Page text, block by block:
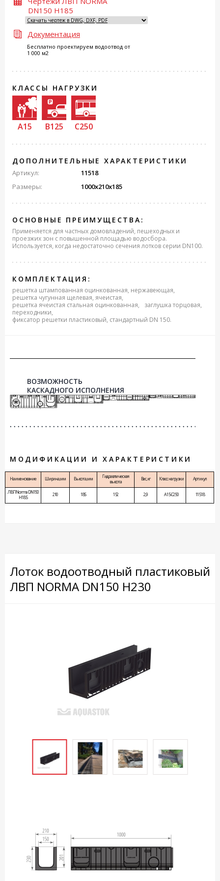
DN150 H185
Документация
Бесплатно проектируем водоотвод от
1 000 м2
КЛАССЫ НАГРУЗКИ
A15 B125 C250
ДОПОЛНИТЕЛЬНЫЕ ХАРАКТЕРИСТИКИ
Артикул:
11518
Размеры:
1000x210x185
ОСНОВНЫЕ ПРЕИМУЩЕСТВА:
Применяется для частных домовладений, пешеходных и
проезжих зон с повышенной площадью водосбора.
Используется, когда недостаточно сечения лотков серии DN100.
КОМПЛЕКТАЦИЯ:
решетка штампованная оцинкованная, нержавеющая,
решетка чугунная щелевая, ячеистая,
решетка ячеистая стальная оцинкованная,
заглушка торцовая,
переходники,
фиксатор решетки пластиковый, стандартный DN 150.
ВОЗМОЖНОСТЬ
КАСКАДНОГО ИСПОЛНЕНИЯ
МОДИФИКАЦИИ И ХАРАКТЕРИСТИКИ
Наименование Ширина, мм Высота, мм
Гидравлическая
высота
Вес, кг Класс нагрузки Артикул
ЛВП Norma DN150
H185
210 185 152 2,9 A15-C250 11518
Лоток водоотводный пластиковый
ЛВП NORMA DN150 H230